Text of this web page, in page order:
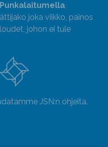
Punkalaitumella,
joka viikko, painos
johon ei tule
JSN:n ohjeita.